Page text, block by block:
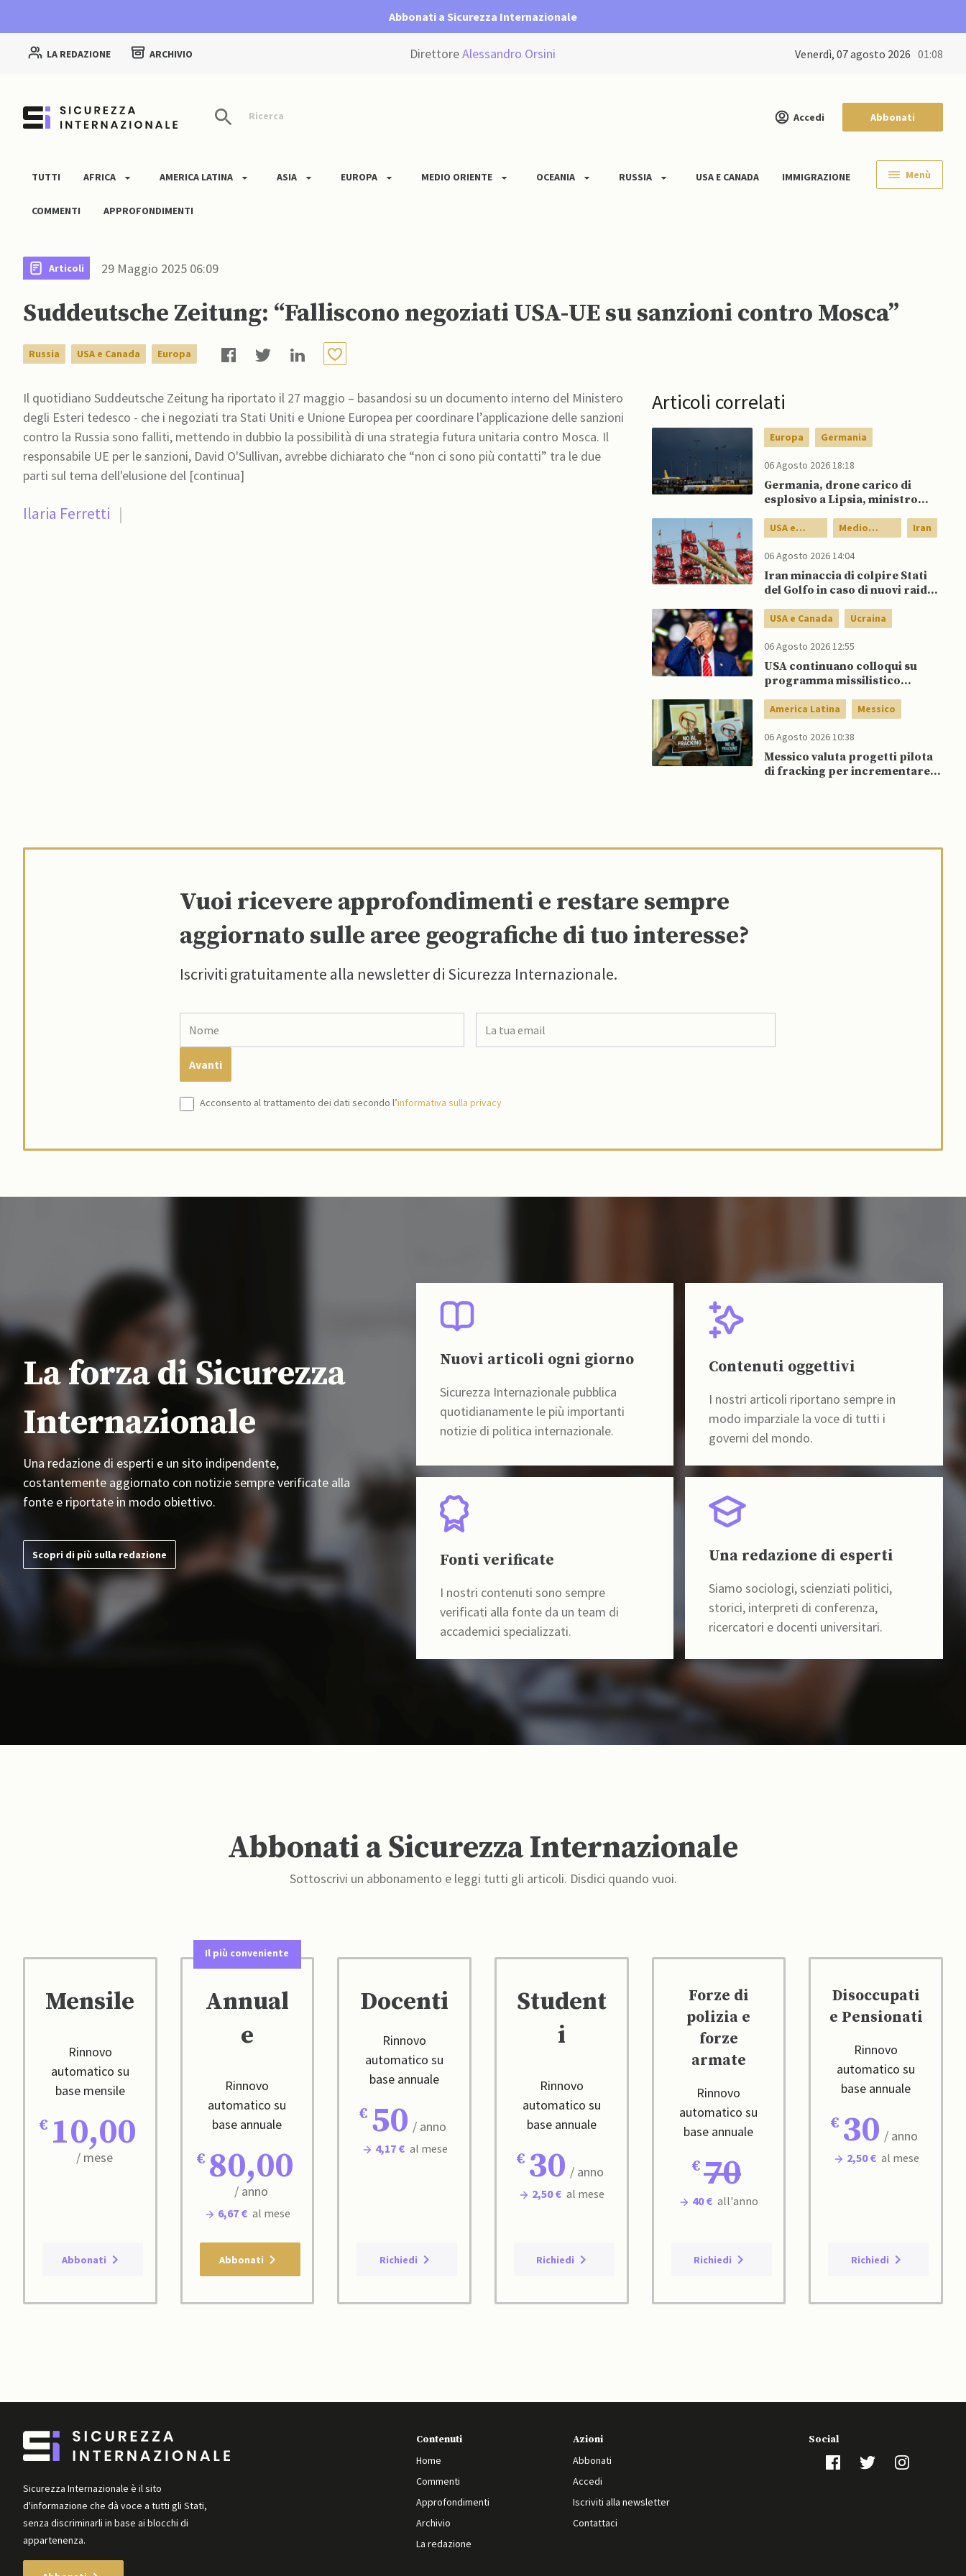
Abbonati a Sicurezza Internazionale
LA REDAZIONE ARCHIVIO DirettoreAlessandro Orsini venerdì, 07 agosto 2026 01:08
Ricerca Accedi Abbonati
TUTTI AFRICA AMERICA LATINA ASIA EUROPA MEDIO ORIENTE OCEANIA RUSSIA USA E CANADA IMMIGRAZIONE
COMMENTI APPROFONDIMENTI
Menù
Articoli 29 Maggio 2025 06:09
Suddeutsche Zeitung: “Falliscono negoziati USA-UE su sanzioni contro Mosca”
Russia USA e Canada Europa
Il quotidiano Suddeutsche Zeitung ha riportato il 27 maggio – basandosi su un documento interno del Ministero
degli Esteri tedesco - che i negoziati tra Stati Uniti e Unione Europea per coordinare l’applicazione delle sanzioni
contro la Russia sono falliti, mettendo in dubbio la possibilità di una strategia futura unitaria contro Mosca. Il
responsabile UE per le sanzioni, David O'Sullivan, avrebbe dichiarato che “non ci sono più contatti” tra le due
parti sul tema dell'elusione del [continua]
Ilaria Ferretti |
Articoli correlati
Europa Germania
06 Agosto 2026 18:18
Germania, drone carico di
esplosivo a Lipsia, ministro
dietro un attore statale”
USA e
Canada
Medio
Oriente
Iran
06 Agosto 2026 14:04
Iran minaccia di colpire Stati
del Golfo in caso di nuovi raid
USA e Canada Ucraina
06 Agosto 2026 12:55
USA continuano colloqui su
programma missilistico
dubbi di Trump, affermano
America Latina Messico
06 Agosto 2026 10:38
Messico valuta progetti pilota
di fracking per incrementare
Vuoi ricevere approfondimenti e restare sempre
aggiornato sulle aree geografiche di tuo interesse?
Iscriviti gratuitamente alla newsletter di Sicurezza Internazionale.
Acconsento al trattamento dei dati secondo l’informativa sulla privacy
La forza di Sicurezza
Internazionale
Una redazione di esperti e un sito indipendente,
costantemente aggiornato con notizie sempre verificate alla
fonte e riportate in modo obiettivo.
Scopri di più sulla redazione
Nuovi articoli ogni giorno
Sicurezza Internazionale pubblica
quotidianamente le più importanti
notizie di politica internazionale.
Contenuti oggettivi
I nostri articoli riportano sempre in
modo imparziale la voce di tutti i
governi del mondo.
Fonti verificate
I nostri contenuti sono sempre
verificati alla fonte da un team di
accademici specializzati.
Una redazione di esperti
Siamo sociologi, scienziati politici,
storici, interpreti di conferenza,
ricercatori e docenti universitari.
Abbonati a Sicurezza Internazionale
Sottoscrivi un abbonamento e leggi tutti gli articoli. Disdici quando vuoi.
Mensile
Rinnovo
automatico su
base mensile
10,00
/ mese
Abbonati
Il più conveniente
Annual
e
Rinnovo
automatico su
base annuale
80,00
/ anno
6,67 € al mese
Abbonati
Docenti
Rinnovo
automatico su
base annuale
50 / anno
4,17 € al mese
Richiedi
Student
i
Rinnovo
automatico su
base annuale
30 / anno
2,50 € al mese
Richiedi
Forze di
polizia e
forze
armate
Rinnovo
automatico su
base annuale
70
40 € all'anno
Richiedi
Disoccupati
e Pensionati
Rinnovo
automatico su
base annuale
30 / anno
2,50 € al mese
Richiedi
Sicurezza Internazionale è il sito
d'informazione che dà voce a tutti gli Stati,
senza discriminarli in base ai blocchi di
appartenenza.
Contenuti
Home
Commenti
Approfondimenti
Archivio
La redazione
Azioni
Abbonati
Accedi
Iscriviti alla newsletter
Contattaci
Social